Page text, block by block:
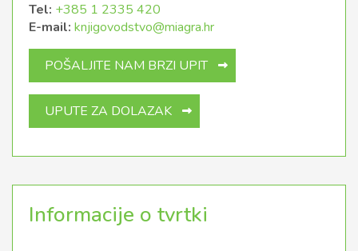
Tel: +385 1 2335 420
E-mail: knjigovodstvo@miagra.hr
POŠALJITE NAM BRZI UPIT
UPUTE ZA DOLAZAK
Informacije o tvrtki